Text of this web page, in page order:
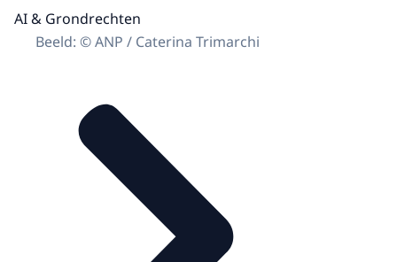
AI & Grondrechten
Beeld: © ANP / Caterina Trimarchi